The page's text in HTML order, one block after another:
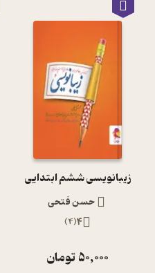
زیبانویسی ششم ابتدایی
حسن فتحی
4
(
4
)
50,000تومان